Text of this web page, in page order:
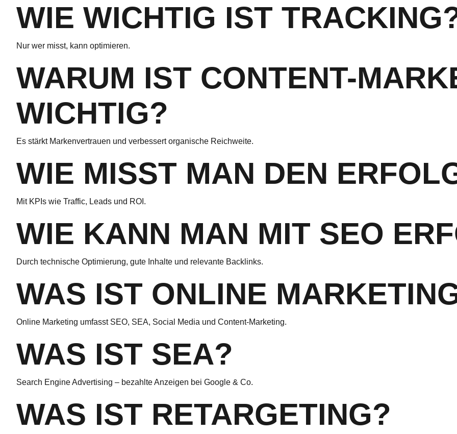
WIE WICHTIG IST
Nur wer misst, kann optimieren.
WARUM IST CONTENT-
WICHTIG?
Es stärkt Markenvertrauen und verbessert organische Reichweite.
WIE MISST MAN DEN
Mit KPIs wie Traffic, Leads und ROI.
WIE KANN MAN MIT SEO
Durch technische Optimierung, gute Inhalte und relevante Backlinks.
WAS IST ONLINE
Online Marketing umfasst SEO, SEA, Social Media und Content-Marketing.
WAS IST SEA?
Search Engine Advertising – bezahlte Anzeigen bei Google & Co.
WAS IST RETARGETING?